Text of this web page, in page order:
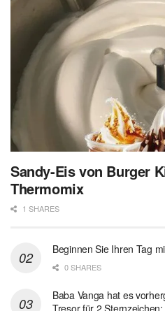
Sandy-Eis von Burger
Thermomix
1 SHARES
Beginnen Sie Ihren Tag
0 SHARES
Baba Vanga hat es